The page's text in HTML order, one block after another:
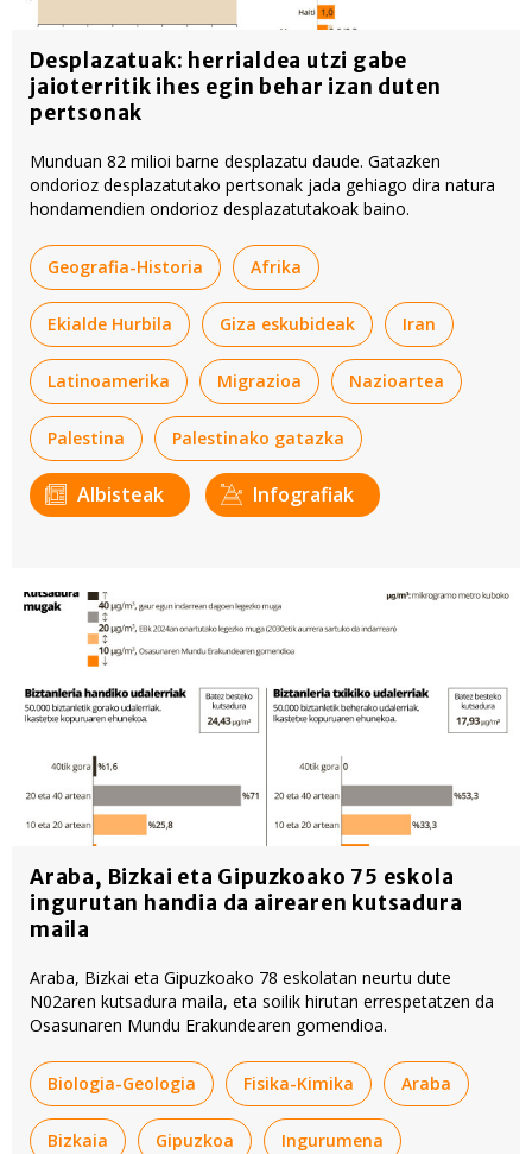
Desplazatuak: herrialdea utzi gabe
jaioterritik ihes egin behar izan duten
pertsonak
Munduan 82 milioi barne desplazatu daude. Gatazken
ondorioz desplazatutako pertsonak jada gehiago dira natura
hondamendien ondorioz desplazatutakoak baino.
Geografia-Historia Afrika
Ekialde Hurbila Giza eskubideak Iran
Latinoamerika Migrazioa Nazioartea
Palestina Palestinako gatazka
Albisteak Infografiak
Araba, Bizkai eta Gipuzkoako 75 eskola
ingurutan handia da airearen kutsadura
maila
Araba, Bizkai eta Gipuzkoako 78 eskolatan neurtu dute
N02aren kutsadura maila, eta soilik hirutan errespetatzen da
Osasunaren Mundu Erakundearen gomendioa.
Biologia-Geologia Fisika-Kimika Araba
Bizkaia Gipuzkoa Ingurumena